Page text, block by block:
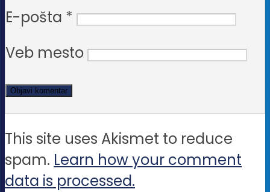
E-pošta *
Veb mesto
This site uses Akismet to reduce
spam. Learn how your comment
data is processed.